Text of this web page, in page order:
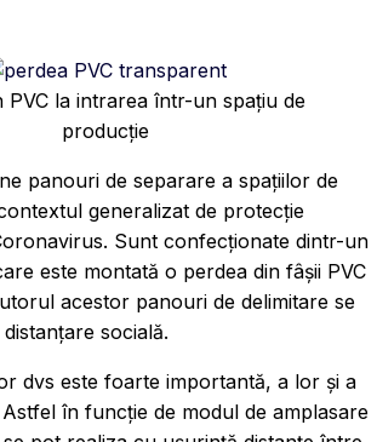
PVC la intrarea într-un spațiu de
producție
panouri de separare a spațiilor de
generalizat de protecție
Sunt confecționate dintr-un
este montată o perdea din fâșii PVC
acestor panouri de delimitare se
socială.
dvs este foarte importantă, a lor și a
în funcție de modul de amplasare